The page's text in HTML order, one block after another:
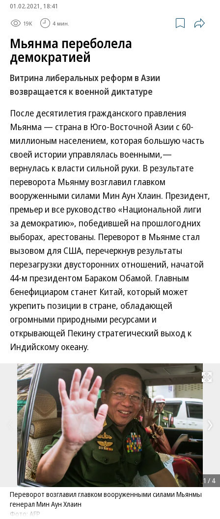
01.02.2021, 18:41
19K 4 мин.
Мьянма переболела
демократией
Витрина либеральных реформ в Азии
возвращается к военной диктатуре
После десятилетия гражданского правления
Мьянма — страна в Юго-Восточной Азии с 60-
миллионым населением, которая большую часть
своей истории управлялась военными,—
вернулась к власти сильной руки. В результате
переворота Мьянму возглавил главком
вооруженными силами Мин Аун Хлаин. Президент,
премьер и все руководство «Национальной лиги
за демократию», победившей на прошлогодних
выборах, арестованы. Переворот в Мьянме стал
вызовом для США, перечеркнув результаты
перезагрузки двусторонних отношений, начатой
44-м президентом Бараком Обамой. Главным
бенефициаром станет Китай, который может
укрепить позиции в стране, обладающей
огромными природными ресурсами и
открывающей Пекину стратегический выход к
Индийскому океану.
Развернуть
Переворот возглавил главком вооруженными силами Мьянмы
генерал Мин Аун Хлаин
Фото: AFP
1 / 4